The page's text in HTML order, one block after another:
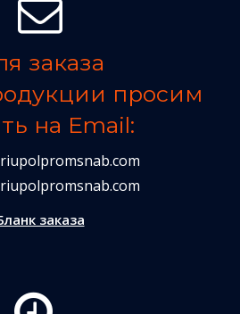
заказа
просим
на Email:
заказа